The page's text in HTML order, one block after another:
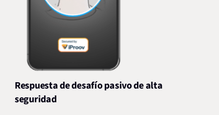
Respuesta de desafío pasivo de alta
seguridad